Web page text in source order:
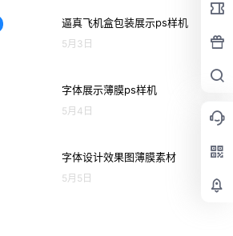
逼真飞机盒包装展示ps样机
5月3日
字体展示薄膜ps样机
5月4日
字体设计效果图薄膜素材
5月5日